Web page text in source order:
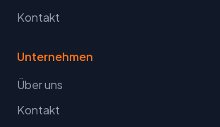
Kontakt
Unternehmen
Über uns
Kontakt